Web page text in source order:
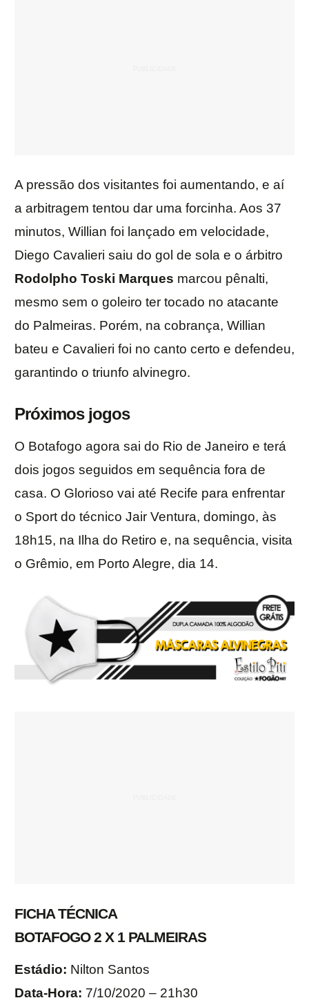
A pressão dos visitantes foi aumentando, e aí
a arbitragem tentou dar uma forcinha. Aos 37
minutos, Willian foi lançado em velocidade,
Diego Cavalieri saiu do gol de sola e o árbitro
Rodolpho Toski Marques marcou pênalti,
mesmo sem o goleiro ter tocado no atacante
do Palmeiras. Porém, na cobrança, Willian
bateu e Cavalieri foi no canto certo e defendeu,
garantindo o triunfo alvinegro.
Próximos jogos
O Botafogo agora sai do Rio de Janeiro e terá
dois jogos seguidos em sequência fora de
casa. O Glorioso vai até Recife para enfrentar
o Sport do técnico Jair Ventura, domingo, às
18h15, na Ilha do Retiro e, na sequência, visita
o Grêmio, em Porto Alegre, dia 14.
FICHA TÉCNICA
BOTAFOGO 2 X 1 PALMEIRAS
Estádio: Nilton Santos
Data-Hora: 7/10/2020 – 21h30